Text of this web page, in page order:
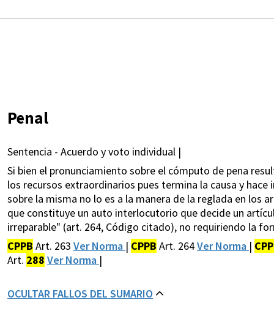
Penal
Sentencia - Acuerdo y voto individual |
Si bien el pronunciamiento sobre el cómputo de pena
los recursos extraordinarios pues termina la causa y
sobre la misma no lo es a la manera de la reglada en los
que constituye un auto interlocutorio que decide un
irreparable" (art. 264, Código citado), no requiriendo la
CPPB Art. 263 Ver Norma | CPPB Art. 264Ver Norma |
Art. 288 Ver Norma |
OCULTAR FALLOS DEL SUMARIO